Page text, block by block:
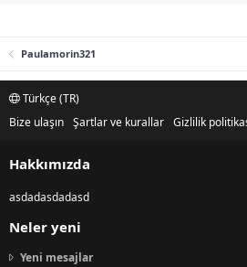
Paulamorin321
Türkçe (TR)
Bize ulaşın Şartlar ve kurallar Gizlilik
Hakkımızda
asdadasdadasd
Neler yeni
Yeni mesajlar